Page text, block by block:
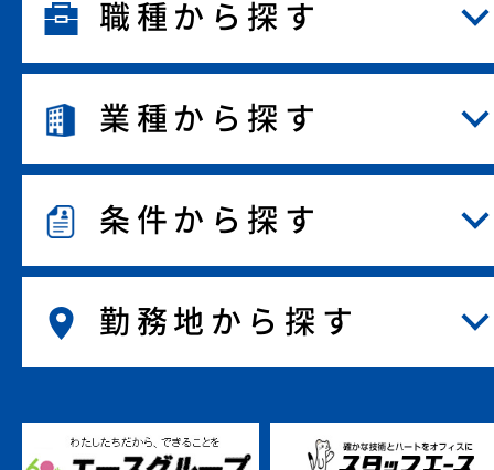
職種から探す
業種から探す
条件から探す
勤務地から探す